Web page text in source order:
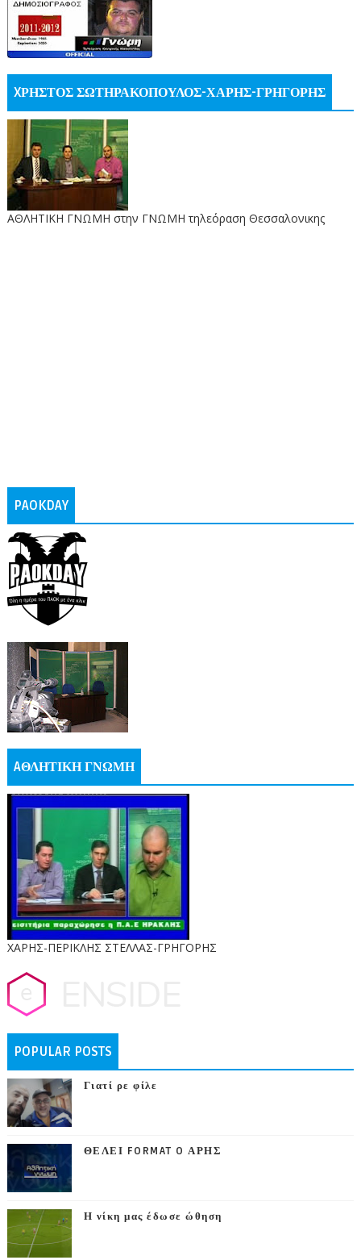
XΡΗΣΤΟΣ ΣΩΤΗΡΑΚΟΠΟΥΛΟΣ-ΧΑΡΗΣ-ΓΡΗΓΟΡΗΣ
ΑΘΛΗΤΙΚΗ ΓΝΩΜΗ στην ΓΝΩΜΗ τηλεόραση Θεσσαλονικης
PAOKDAY
AΘΛΗΤΙΚΗ ΓΝΩΜΗ
ΧΑΡΗΣ-ΠΕΡΙΚΛΗΣ ΣΤΕΛΛΑΣ-ΓΡΗΓΟΡΗΣ
POPULAR POSTS
Γιατί ρε φίλε
ΘΕΛΕΙ FORMAT O ΑΡΗΣ
Η νίκη μας έδωσε ώθηση